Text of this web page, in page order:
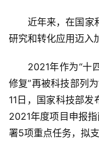
近年来，在国家
研究和转化应用迈入
2021年作为“十
修复”再被科技部列
11日，国家科技部发
2021年度项目申报
署5项重点任务，拟支